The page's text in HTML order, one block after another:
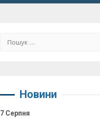
Пошук:
Новини
7 Серпня